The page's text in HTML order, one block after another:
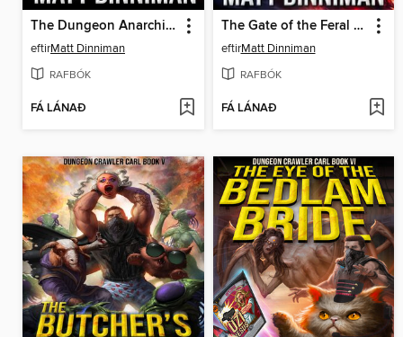
The Dungeon Anarchist's Cookbook
eftirMatt Dinniman
RAFBÓK
FÁ LÁNAÐ
The Gate of the Feral Gods
eftirMatt Dinniman
RAFBÓK
FÁ LÁNAÐ